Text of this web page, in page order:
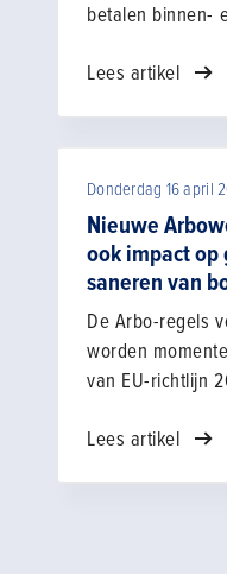
betalen binnen-
snelwegen en
de invoering.
Lees artikel
Donderdag 16 april
Nieuwe
ook impact op
saneren van
De Arbo-regels
worden
van EU-richtlijn
Richtlijn stelt
Lees artikel